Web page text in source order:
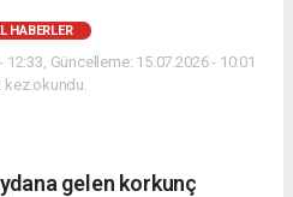
HABERLER
Güncelleme: 15.07.2026 - 10:01
kez okundu.
gelen korkunç